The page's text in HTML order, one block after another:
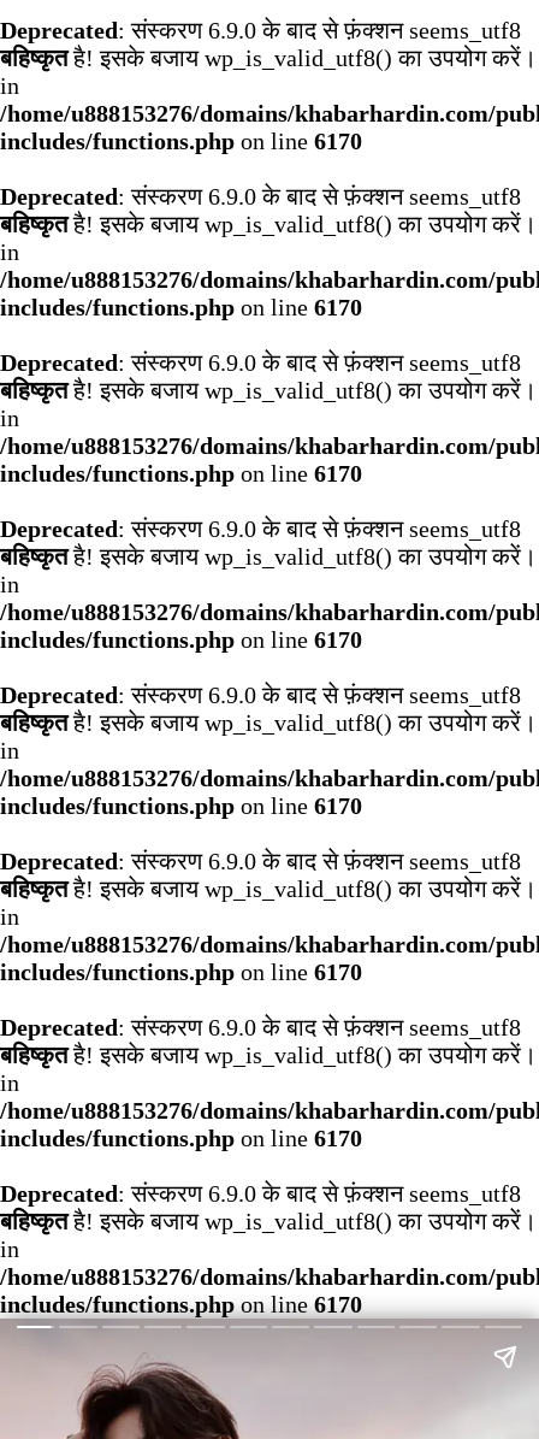
Deprecated: संस्करण 6.9.0 के बाद से फ़ंक्शन seems_utf8
बहिष्कृतहै! इसके बजाय wp_is_valid_utf8() का उपयोग करें।
in
/home/u888153276/domains/khabarhardin.com/
includes/functions.php on line 6170
Deprecated: संस्करण 6.9.0 के बाद से फ़ंक्शन seems_utf8
बहिष्कृतहै! इसके बजाय wp_is_valid_utf8() का उपयोग करें।
in
/home/u888153276/domains/khabarhardin.com/
includes/functions.php on line 6170
Deprecated: संस्करण 6.9.0 के बाद से फ़ंक्शन seems_utf8
बहिष्कृतहै! इसके बजाय wp_is_valid_utf8() का उपयोग करें।
in
/home/u888153276/domains/khabarhardin.com/
includes/functions.php on line 6170
Deprecated: संस्करण 6.9.0 के बाद से फ़ंक्शन seems_utf8
बहिष्कृतहै! इसके बजाय wp_is_valid_utf8() का उपयोग करें।
in
/home/u888153276/domains/khabarhardin.com/
includes/functions.php on line 6170
Deprecated: संस्करण 6.9.0 के बाद से फ़ंक्शन seems_utf8
बहिष्कृतहै! इसके बजाय wp_is_valid_utf8() का उपयोग करें।
in
/home/u888153276/domains/khabarhardin.com/
includes/functions.php on line 6170
Deprecated: संस्करण 6.9.0 के बाद से फ़ंक्शन seems_utf8
बहिष्कृतहै! इसके बजाय wp_is_valid_utf8() का उपयोग करें।
in
/home/u888153276/domains/khabarhardin.com/
includes/functions.php on line 6170
Deprecated: संस्करण 6.9.0 के बाद से फ़ंक्शन seems_utf8
बहिष्कृतहै! इसके बजाय wp_is_valid_utf8() का उपयोग करें।
in
/home/u888153276/domains/khabarhardin.com/
includes/functions.php on line 6170
Deprecated: संस्करण 6.9.0 के बाद से फ़ंक्शन seems_utf8
बहिष्कृतहै! इसके बजाय wp_is_valid_utf8() का उपयोग करें।
in
/home/u888153276/domains/khabarhardin.com/
includes/functions.phpon line6170